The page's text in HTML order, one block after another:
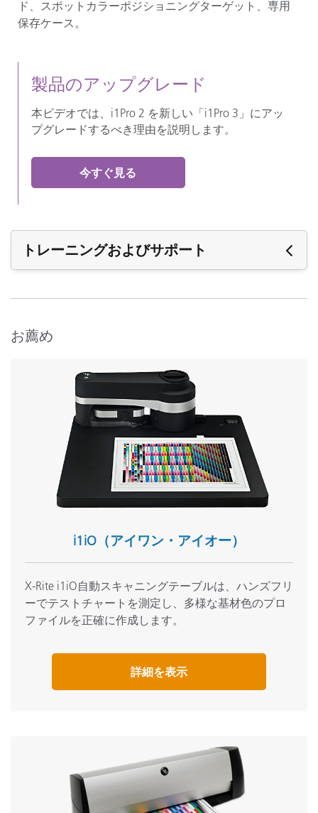
ド、スポットカラーポジショニングターゲット、専用
保存ケース。
製品のアップグレード
本ビデオでは、i1Pro 2 を新しい「i1Pro 3」にアッ
プグレードするべき理由を説明します。
今すぐ見る
トレーニングおよびサポート
覧ください。
サポート
ソフトウェア:
i1Profiler (i1Publish) v3.8.4
i1Profiler (i1Publish) v3.7.1
X-Rite Device Services v3.0.150 (Mac Only)
X-Rite Device Services v3.1.133 (PC Only)
よくある質問:
i1iOテーブルおよびi1Proとi1Pro2の交換性
高速測定モード
環境光を測定するとプログラムがフリーズする
全てのサポート内容を表示
トレーニング
オンサイト・トレーニング
オンラインセッション:
色と見えの原理【オンサイト開催・海外専用】
全てのトレーニング内容を表示
お薦め
i1iO（アイワン・アイオー）
X-Rite i1iO自動スキャニングテーブルは、ハンズフリ
ーでテストチャートを測定し、多様な基材色のプロ
ファイルを正確に作成します。
詳細を表示